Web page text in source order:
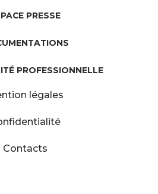
PRESSE
PROFESSIONNELLE
légales
Contacts